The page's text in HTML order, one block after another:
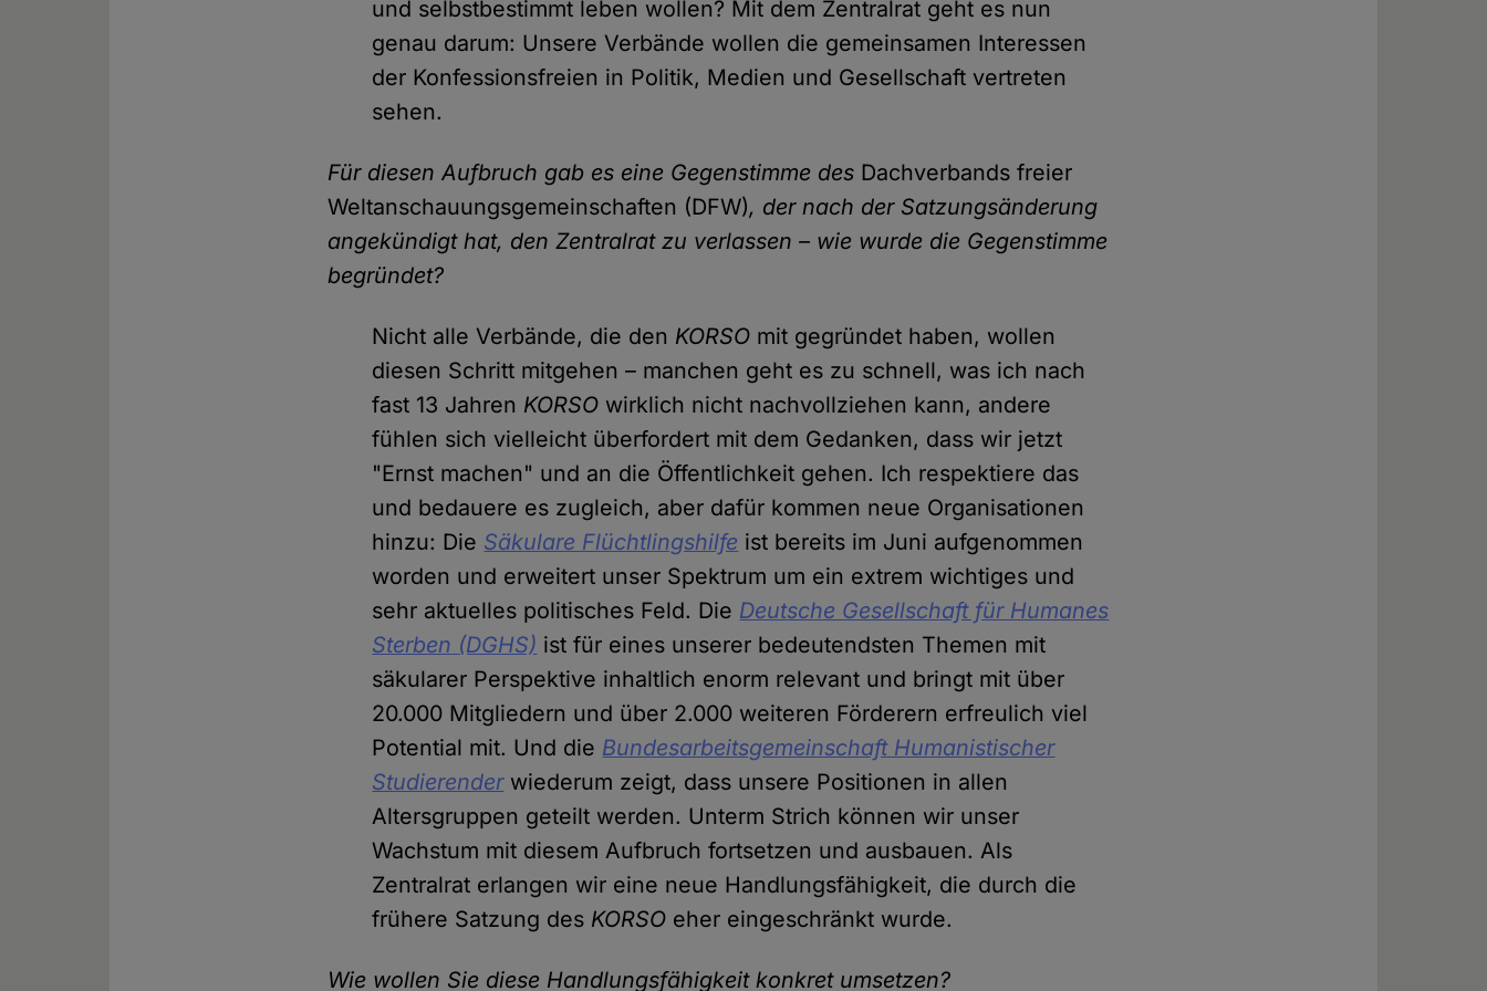
und selbstbestimmt leben wollen? Mit dem Zentralrat geht es nun
genau darum: Unsere Verbände wollen die gemeinsamen Interessen
der Konfessionsfreien in Politik, Medien und Gesellschaft vertreten
sehen.
Für diesen Aufbruch gab es eine Gegenstimme des Dachverbands freier
Weltanschauungsgemeinschaften (DFW), der nach der Satzungsänderung
angekündigt hat, den Zentralrat zu verlassen – wie wurde die Gegenstimme
begründet?
Nicht alle Verbände, die den KORSO mit gegründet haben, wollen
diesen Schritt mitgehen – manchen geht es zu schnell, was ich nach
fast 13 Jahren KORSO wirklich nicht nachvollziehen kann, andere
fühlen sich vielleicht überfordert mit dem Gedanken, dass wir jetzt
"Ernst machen" und an die Öffentlichkeit gehen. Ich respektiere das
und bedauere es zugleich, aber dafür kommen neue Organisationen
hinzu: Die Säkulare Flüchtlingshilfe ist bereits im Juni aufgenommen
worden und erweitert unser Spektrum um ein extrem wichtiges und
sehr aktuelles politisches Feld. Die Deutsche Gesellschaft für Humanes
Sterben (DGHS) ist für eines unserer bedeutendsten Themen mit
säkularer Perspektive inhaltlich enorm relevant und bringt mit über
20.000 Mitgliedern und über 2.000 weiteren Förderern erfreulich viel
Potential mit. Und die Bundesarbeitsgemeinschaft Humanistischer
Studierenderwiederum zeigt, dass unsere Positionen in allen
Altersgruppen geteilt werden. Unterm Strich können wir unser
Wachstum mit diesem Aufbruch fortsetzen und ausbauen. Als
Zentralrat erlangen wir eine neue Handlungsfähigkeit, die durch die
frühere Satzung des KORSO eher eingeschränkt wurde.
Wie wollen Sie diese Handlungsfähigkeit konkret umsetzen?